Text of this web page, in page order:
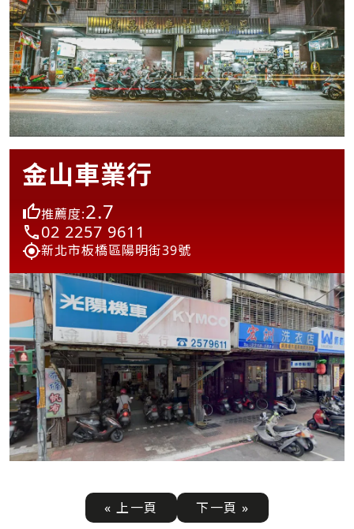
金山車業行
推薦度:2.7
02 2257 9611
新北市板橋區陽明街39號
« 上一頁 下一頁 »